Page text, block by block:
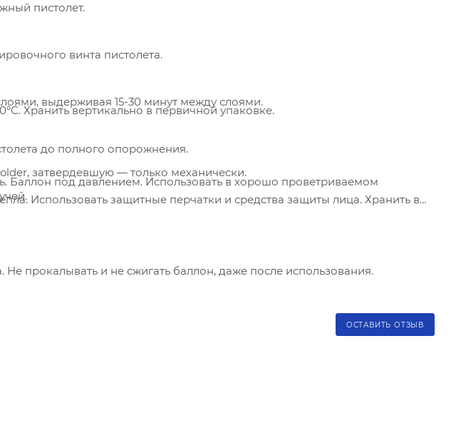
пистолет.
винта пистолета.
выдерживая 15-30 минут между слоями.
до полного опорожнения.
затвердевшую — только механически.
Хранить вертикально в первичной упаковке.
Баллон под давлением. Использовать в хорошо проветриваемом
Использовать защитные перчатки и средства защиты лица. Хранить в
Не прокалывать и не сжигать баллон, даже после использования.
ОСТАВИТЬ ОТЗЫВ